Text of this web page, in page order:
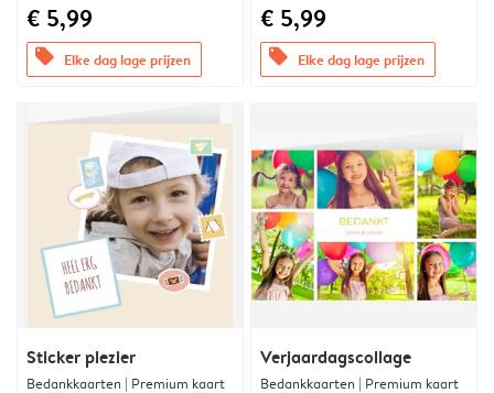
€ 5,99
offers Elke dag lage prijzen
€ 5,99
offers Elke dag lage prijzen
Sticker plezier
Bedankkaarten | Premium kaart
Verjaardagscollage
Bedankkaarten | Premium kaart